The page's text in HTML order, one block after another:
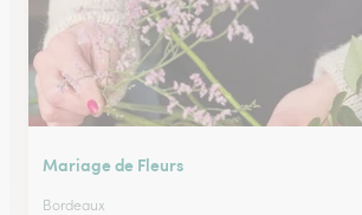
Mariage de Fleurs
Bordeaux